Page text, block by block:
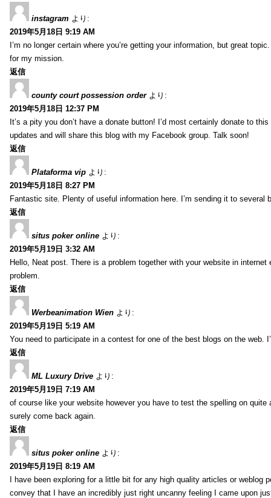
instagram より:
2019年5月18日 9:19 AM
I’m no longer certain where you’re getting your information, but great
for my mission.
返信
county court possession order より:
2019年5月18日 12:37 PM
It’s a pity you don’t have a donate button! I’d most certainly donate to
updates and will share this blog with my Facebook group. Talk soon!
返信
Plataforma vip より:
2019年5月18日 8:27 PM
Fantastic site. Plenty of useful information here. I’m sending it to
返信
situs poker online より:
2019年5月19日 3:32 AM
Hello, Neat post. There is a problem together with your website in
problem.
返信
Werbeanimation Wien より:
2019年5月19日 5:19 AM
You need to participate in a contest for one of the best blogs on the web.
返信
ML Luxury Drive より:
2019年5月19日 7:19 AM
of course like your website however you have to test the spelling on
surely come back again.
返信
situs poker online より:
2019年5月19日 8:19 AM
I have been exploring for a little bit for any high quality articles or
convey that I have an incredibly just right uncanny feeling I came upon